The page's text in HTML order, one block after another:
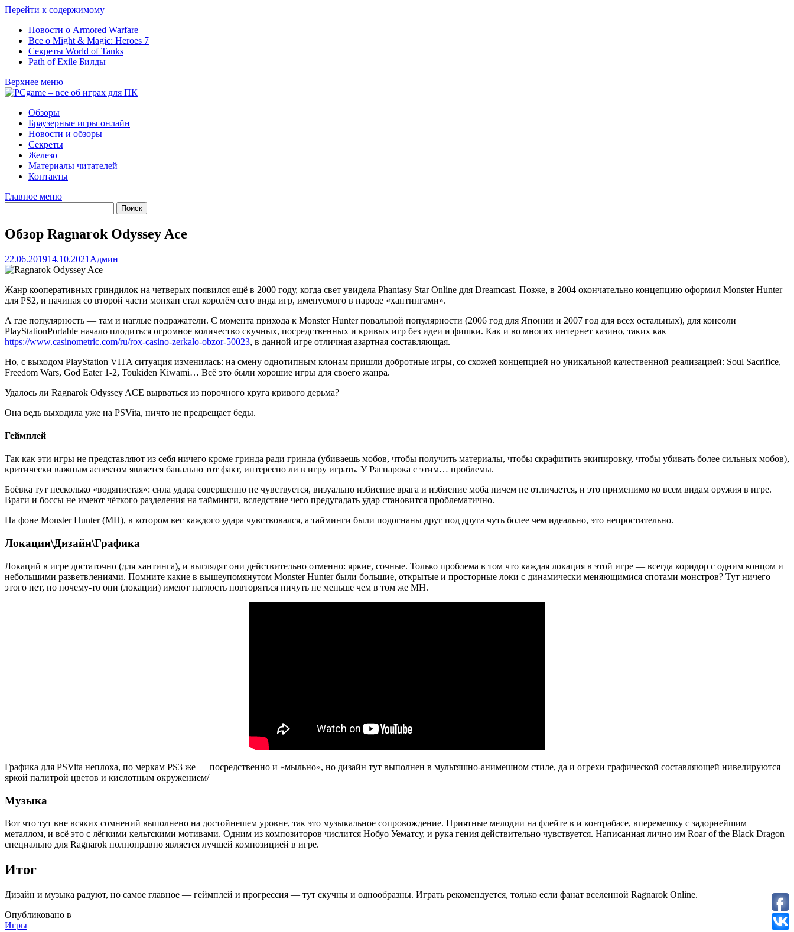
Перейти к содержимому
Новости о Armored Warfare
Все о Might & Magic: Heroes 7
Секреты World of Tanks
Path of Exile Билды
Верхнее меню
Обзоры
Браузерные игры онлайн
Новости и обзоры
Секреты
Железо
Материалы читателей
Контакты
Главное меню
Обзор Ragnarok Odyssey Ace
22.06.201914.10.2021 Админ
Жанр кооперативных гриндилок на четверых появился ещё в 2000 году, когда свет увидела Phantasy Star Online для Dreamcast. Позже, в 2004 окончательно концепцию оформил Monster Hunter
для PS2, и начиная со второй части монхан стал королём сего вида игр, именуемого в народе «хантингами».
А где популярность — там и наглые подражатели. С момента прихода к Monster Hunter повальной популярности (2006 год для Японии и 2007 год для всех остальных), для консоли
PlayStationPortable начало плодиться огромное количество скучных, посредственных и кривых игр без идеи и фишки. Как и во многих интернет казино, таких как
https://www.casinometric.com/ru/rox-casino-zerkalo-obzor-50023, в данной игре отличная азартная составляющая.
Но, с выходом PlayStation VITA ситуация изменилась: на смену однотипным клонам пришли добротные игры, со схожей концепцией но уникальной качественной реализацией: Soul Sacrifice,
Freedom Wars, God Eater 1-2, Toukiden Kiwami… Всё это были хорошие игры для своего жанра.
Удалось ли Ragnarok Odyssey ACE вырваться из порочного круга кривого дерьма?
Она ведь выходила уже на PSVita, ничто не предвещает беды.
Геймплей
Так как эти игры не представляют из себя ничего кроме гринда ради гринда (убиваешь мобов, чтобы получить материалы, чтобы скрафитить экипировку, чтобы убивать более сильных мобов),
критически важным аспектом является банально тот факт, интересно ли в игру играть. У Рагнарока с этим… проблемы.
Боёвка тут несколько «водянистая»: сила удара совершенно не чувствуется, визуально избиение врага и избиение моба ничем не отличается, и это применимо ко всем видам оружия в игре.
Враги и боссы не имеют чёткого разделения на тайминги, вследствие чего предугадать удар становится проблематично.
На фоне Monster Hunter (MH), в котором вес каждого удара чувствовался, а тайминги были подогнаны друг под друга чуть более чем идеально, это непростительно.
Локации\Дизайн\Графика
Локаций в игре достаточно (для хантинга), и выглядят они действительно отменно: яркие, сочные. Только проблема в том что каждая локация в этой игре — всегда коридор с одним концом и
небольшими разветвлениями. Помните какие в вышеупомянутом Monster Hunter были большие, открытые и просторные локи с динамически меняющимися спотами монстров? Тут ничего
этого нет, но почему-то они (локации) имеют наглость повторяться ничуть не меньше чем в том же MH.
Графика для PSVita неплоха, по меркам PS3 же — посредственно и «мыльно», но дизайн тут выполнен в мультяшно-анимешном стиле, да и огрехи графической составляющей нивелируются
яркой палитрой цветов и кислотным окружением/
Музыка
Вот что тут вне всяких сомнений выполнено на достойнешем уровне, так это музыкальное сопровождение. Приятные мелодии на флейте в и контрабасе, вперемешку с задорнейшим
металлом, и всё это с лёгкими кельтскими мотивами. Одним из композиторов числится Нобуо Уематсу, и рука гения действительно чувствуется. Написанная лично им Roar of the Black Dragon
специально для Ragnarok полноправно является лучшей композицией в игре.
Итог
Дизайн и музыка радуют, но самое главное — геймплей и прогрессия — тут скучны и однообразны. Играть рекомендуется, только если фанат вселенной Ragnarok Online.
Опубликовано в
Игры